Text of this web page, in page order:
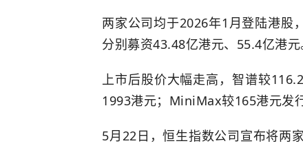
两家公司均于2026年1月登陆港
分别募资43.48亿港元、55.4亿港元
上市后股价大幅走高，智谱较
1993港元；MiniMax较165港元发
5月22日，恒生指数公司宣布将两